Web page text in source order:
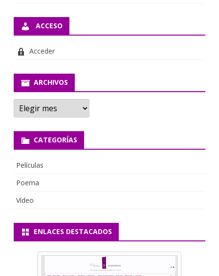
ACCESO
Acceder
ARCHIVOS
A
c
i
o
CATEGORÍAS
Películas
Poema
Vídeo
ENLACES DESTACADOS